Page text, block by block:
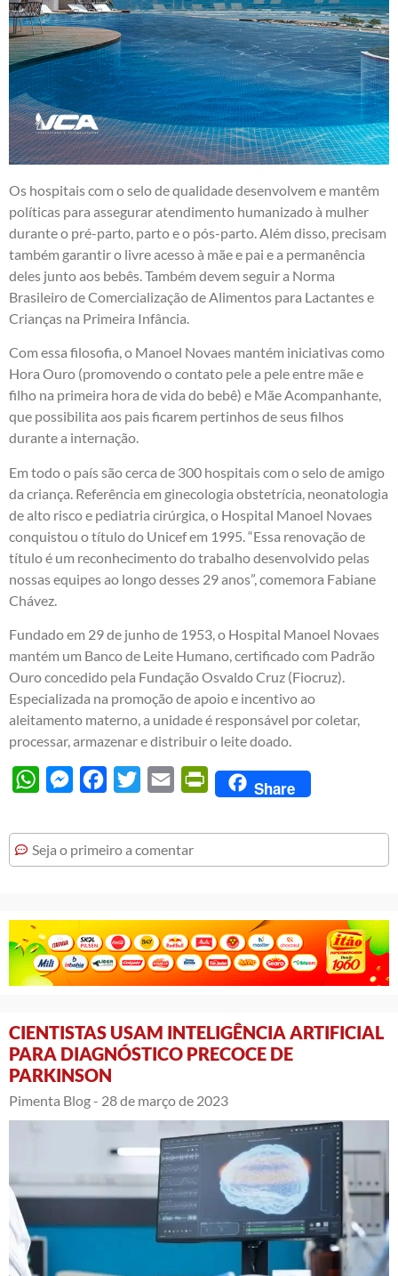
Os hospitais com o selo de qualidade desenvolvem e mantêm
políticas para assegurar atendimento humanizado à mulher
durante o pré-parto, parto e o pós-parto. Além disso, precisam
também garantir o livre acesso à mãe e pai e a permanência
deles junto aos bebês. Também devem seguir a Norma
Brasileiro de Comercialização de Alimentos para Lactantes e
Crianças na Primeira Infância.
Com essa filosofia, o Manoel Novaes mantém iniciativas como
Hora Ouro (promovendo o contato pele a pele entre mãe e
filho na primeira hora de vida do bebê) e Mãe Acompanhante,
que possibilita aos pais ficarem pertinhos de seus filhos
durante a internação.
Em todo o país são cerca de 300 hospitais com o selo de amigo
da criança. Referência em ginecologia obstetrícia, neonatologia
de alto risco e pediatria cirúrgica, o Hospital Manoel Novaes
conquistou o título do Unicef em 1995. “Essa renovação de
título é um reconhecimento do trabalho desenvolvido pelas
nossas equipes ao longo desses 29 anos”, comemora Fabiane
Chávez.
Fundado em 29 de junho de 1953, o Hospital Manoel Novaes
mantém um Banco de Leite Humano, certificado com Padrão
Ouro concedido pela Fundação Osvaldo Cruz (Fiocruz).
Especializada na promoção de apoio e incentivo ao
aleitamento materno, a unidade é responsável por coletar,
processar, armazenar e distribuir o leite doado.
WhatsAppMessengerFacebook
Twitter Email PrintFriendly
Share
Seja o primeiro a comentar
CIENTISTAS USAM INTELIGÊNCIA ARTIFICIAL
PARA DIAGNÓSTICO PRECOCE DE
PARKINSON
Pimenta Blog - 28 de março de 2023